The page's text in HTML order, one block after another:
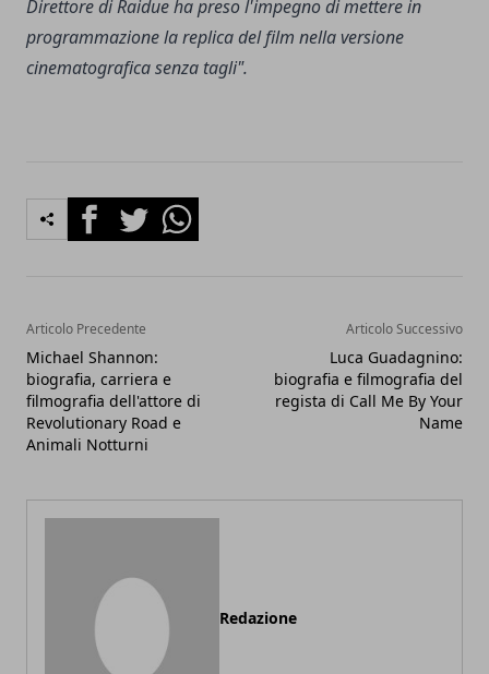
Direttore di Raidue ha preso l'impegno di mettere in
programmazione la replica del film nella versione
cinematografica senza tagli".
FacebookTwitterWhatsapp
Articolo Precedente
Michael Shannon:
biografia, carriera e
filmografia dell'attore di
Revolutionary Road e
Animali Notturni
Articolo Successivo
Luca Guadagnino:
biografia e filmografia del
regista di Call Me By Your
Name
Redazione